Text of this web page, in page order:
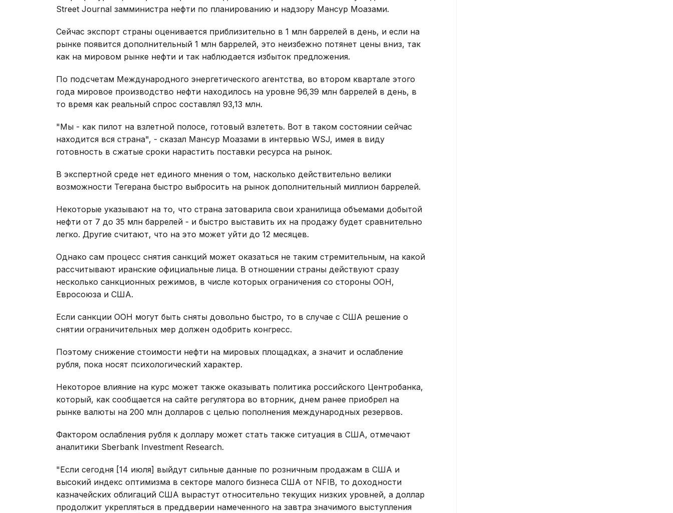
Street Journal замминистра нефти по планированию и надзору Мансур Моазами.
Сейчас экспорт страны оценивается приблизительно в 1 млн баррелей в день, и если на
рынке появится дополнительный 1 млн баррелей, это неизбежно потянет цены вниз, так
как на мировом рынке нефти и так наблюдается избыток предложения.
По подсчетам Международного энергетического агентства, во втором квартале этого
года мировое производство нефти находилось на уровне 96,39 млн баррелей в день, в
то время как реальный спрос составлял 93,13 млн.
"Мы - как пилот на взлетной полосе, готовый взлететь. Вот в таком состоянии сейчас
находится вся страна", - сказал Мансур Моазами в интервью WSJ, имея в виду
готовность в сжатые сроки нарастить поставки ресурса на рынок.
В экспертной среде нет единого мнения о том, насколько действительно велики
возможности Тегерана быстро выбросить на рынок дополнительный миллион баррелей.
Некоторые указывают на то, что страна затоварила свои хранилища объемами добытой
нефти от 7 до 35 млн баррелей - и быстро выставить их на продажу будет сравнительно
легко. Другие считают, что на это может уйти до 12 месяцев.
Однако сам процесс снятия санкций может оказаться не таким стремительным, на какой
рассчитывают иранские официальные лица. В отношении страны действуют сразу
несколько санкционных режимов, в числе которых ограничения со стороны ООН,
Евросоюза и США.
Если санкции ООН могут быть сняты довольно быстро, то в случае с США решение о
снятии ограничительных мер должен одобрить конгресс.
Поэтому снижение стоимости нефти на мировых площадках, а значит и ослабление
рубля, пока носят психологический характер.
Некоторое влияние на курс может также оказывать политика российского Центробанка,
который, как сообщается на сайте регулятора во вторник, днем ранее приобрел на
рынке валюты на 200 млн долларов с целью пополнения международных резервов.
Фактором ослабления рубля к доллару может стать также ситуация в США, отмечают
аналитики Sberbank Investment Research.
"Если сегодня [14 июля] выйдут сильные данные по розничным продажам в США и
высокий индекс оптимизма в секторе малого бизнеса США от NFIB, то доходности
казначейских облигаций США вырастут относительно текущих низких уровней, а доллар
продолжит укрепляться в преддверии намеченного на завтра значимого выступления